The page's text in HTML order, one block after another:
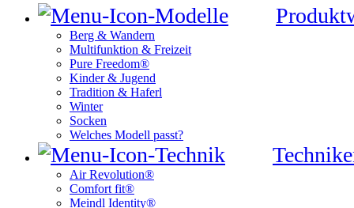
Berg & Wandern
Multifunktion & Freizeit
Pure Freedom®
Kinder & Jugend
Tradition & Haferl
Winter
Socken
Welches Modell passt?
Air Revolution®
Comfort fit®
Meindl Identity®